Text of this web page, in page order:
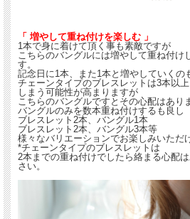
「 増やして重ね付けを楽しむ 」
1本で身に着けて頂く事も素敵ですが
こちらのバングルには増やして重ね付け
す。
記念日に1本、また1本と増やしていくの
チェーンタイプのブレスレットは3本以
しまう可能性が高まりますが
こちらのバングルですとその心配はあり
バングルのみを数本重ね付けするも良し
ブレスレット2本、バングル1本
ブレスレット2本、バングル3本等
様々なバリエーションでお楽しみいただ
*チェーンタイプのブレスレットは
2本までの重ね付けでしたら絡まる心配
さい。